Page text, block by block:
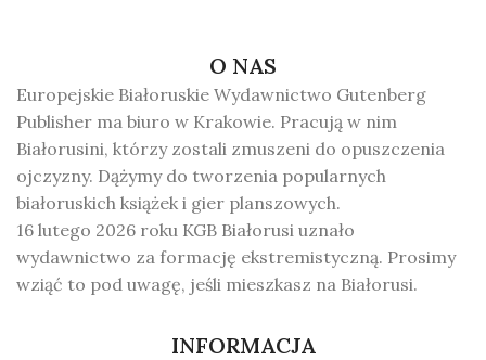
O NAS
Europejskie Białoruskie Wydawnictwo Gutenberg
Publisher ma biuro w Krakowie. Pracują w nim
Białorusini, którzy zostali zmuszeni do opuszczenia
ojczyzny. Dążymy do tworzenia popularnych
białoruskich książek i gier planszowych.
16 lutego 2026 roku KGB Białorusi uznało
wydawnictwo za formację ekstremistyczną. Prosimy
wziąć to pod uwagę, jeśli mieszkasz na Białorusi.
INFORMACJA